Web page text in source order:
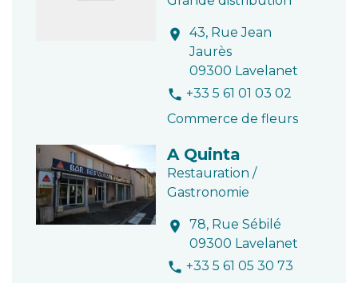
location_on
43, Rue Jean
Jaurès
09300 Lavelanet
phone +33 5 61 01 03 02
Commerce de fleurs
A Quinta
Restauration /
Gastronomie
location_on
78, Rue Sébilé
09300 Lavelanet
phone +33 5 61 05 30 73